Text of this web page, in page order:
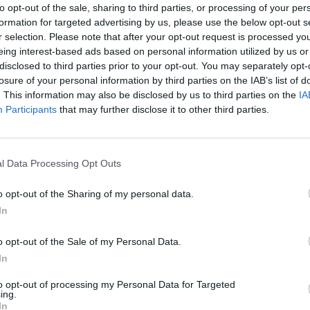
opt-out of the sale, sharing to third parties, or processing of your
for targeted advertising by us, please use the below opt-out
selection. Please note that after your opt-out request is processed
interest-based ads based on personal information utilized by us
to third parties prior to your opt-out. You may separately
of your personal information by third parties on the IAB’s list of
This information may also be disclosed by us to third parties on the
Participants that may further disclose it to other third parties.
Data Processing Opt Outs
opt-out of the Sharing of my personal data.
opt-out of the Sale of my Personal Data.
opt-out of processing my Personal Data for Targeted
Διαχείριση ταμείου και παραγγελιών
Διατήρηση της καθαριότητας και οργάνωση του
Συμμετοχή στη διαχείριση αποθεμάτων και
Συνεχής ενημέρωση και εκπαίδευση πάνω σε νέες
Απαραίτητα Προσόντα
Γνώση στην παρασκευή καφέ και βασικών τεχνικών
Επικοινωνιακές δεξιότητες και ικανότητα στην
Βασικές γνώσεις Αγγλικών (επιθυμητές)
Παροχές